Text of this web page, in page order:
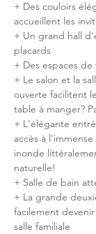
+ Des couloirs
accueillent les
+ Un grand hall
placards
+ Des espaces
+ Le salon et la
ouverte facilitent
table à manger?
+ L'élégante
accès à
inonde
naturelle!
+ Salle de bain
+ La grande
facilement
salle familiale